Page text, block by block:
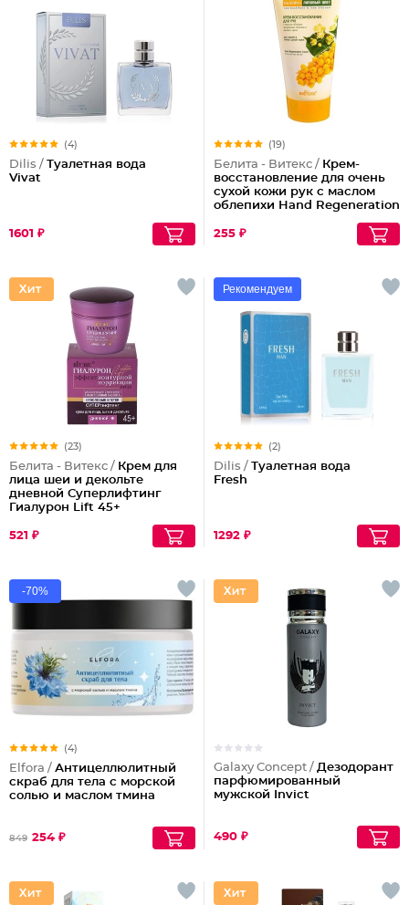
(4)
Dilis / Туалетная вода
Vivat
1601 ₽
(19)
Белита - Витекс / Крем-
восстановление для очень
сухой кожи рук с маслом
облепихи Hand Regeneration
Skin
255 ₽
(23)
Белита - Витекс / Крем для
лица шеи и декольте
дневной Суперлифтинг
Гиалурон Lift 45+
521 ₽
Рекомендуем
(2)
Dilis / Туалетная вода
Fresh
1292 ₽
-70%
(4)
Elfora / Антицеллюлитный
скраб для тела с морской
солью и маслом тмина
849 254 ₽
Galaxy Concept / Дезодорант
парфюмированный
мужской Invict
490 ₽